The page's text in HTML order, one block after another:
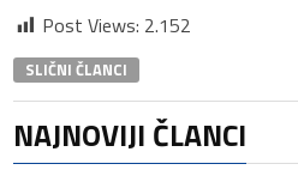
Post Views: 2.152
SLIČNI ČLANCI
NAJNOVIJI ČLANCI